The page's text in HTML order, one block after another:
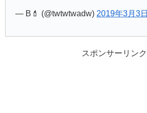
— B💄 (@twtwtwadw) 2019年3月3日
スポンサーリンク